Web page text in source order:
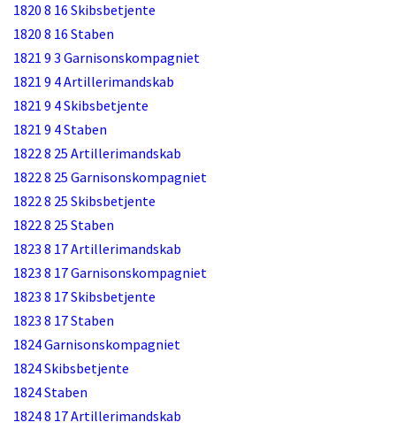
1820 8 16 Skibsbetjente
1820 8 16 Staben
1821 9 3 Garnisonskompagniet
1821 9 4 Artillerimandskab
1821 9 4 Skibsbetjente
1821 9 4 Staben
1822 8 25 Artillerimandskab
1822 8 25 Garnisonskompagniet
1822 8 25 Skibsbetjente
1822 8 25 Staben
1823 8 17 Artillerimandskab
1823 8 17 Garnisonskompagniet
1823 8 17 Skibsbetjente
1823 8 17 Staben
1824 Garnisonskompagniet
1824 Skibsbetjente
1824 Staben
1824 8 17 Artillerimandskab